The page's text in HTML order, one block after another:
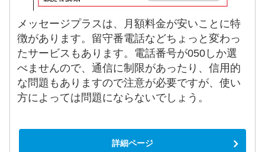
メッセージプラスは、月額料金が安いことに特
徴があります。留守番電話などちょっと変わっ
たサービスもあります。電話番号が050しか選
べませんので、通信に制限があったり、信用的
な問題もありますので注意が必要ですが、使い
方によっては問題にならないでしょう。
詳細ページ